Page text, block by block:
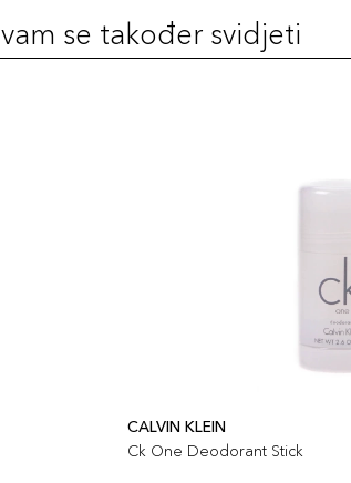
se također svidjeti
CALVIN KLEIN
Ck One Deodorant Stick